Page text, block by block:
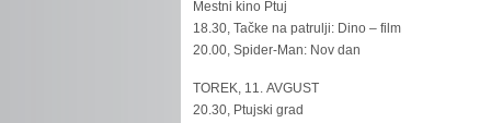
Mestni kino Ptuj
18.30, Tačke na patrulji: Dino – film
20.00, Spider-Man: Nov dan
TOREK, 11. AVGUST
20.30, Ptujski grad